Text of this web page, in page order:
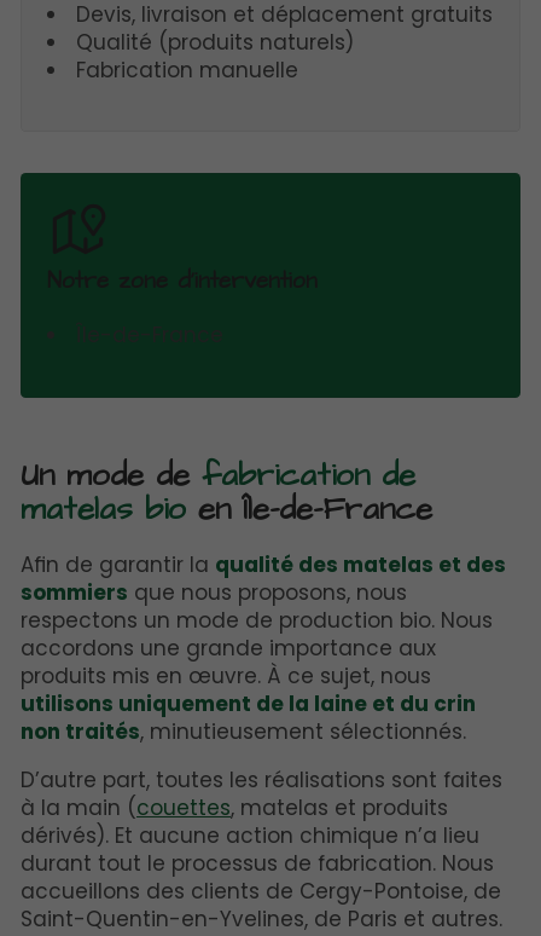
Devis, livraison et déplacement gratuits
Qualité (produits naturels)
Fabrication manuelle
Un mode defabrication de
matelas bio en Île-de-France
Afin de garantir la qualité des matelas et des
sommiers que nous proposons, nous
respectons un mode de production bio. Nous
accordons une grande importance aux
produits mis en œuvre. À ce sujet, nous
utilisons uniquement de la laine et du crin
non traités, minutieusement sélectionnés.
D’autre part, toutes les réalisations sont faites
à la main (couettes, matelas et produits
dérivés). Et aucune action chimique n’a lieu
durant tout le processus de fabrication. Nous
accueillons des clients de Cergy-Pontoise, de
Saint-Quentin-en-Yvelines, de Paris et autres.